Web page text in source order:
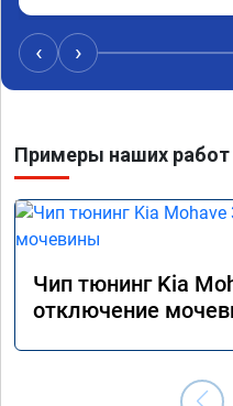
12-12.5. Коробка
наборе скорости. Педаль
отзывчевее. В целом, я
‹ ›
Примеры наших работ
Чип тюнинг Kia
отключение